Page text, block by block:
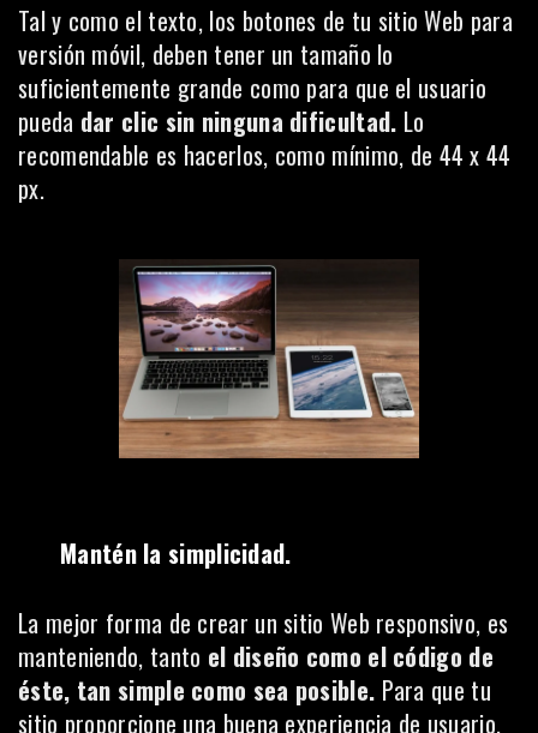
Tal y como el texto, los botones de tu sitio Web para
versión móvil, deben tener un tamaño lo
suficientemente grande como para que el usuario
pueda dar clic sin ninguna dificultad. Lo
recomendable es hacerlos, como mínimo, de 44 x 44
px.
Mantén la simplicidad.
La mejor forma de crear un sitio Web responsivo, es
manteniendo, tanto el diseño como el código de
éste, tan simple como sea posible. Para que tu
sitio proporcione una buena experiencia de usuario,